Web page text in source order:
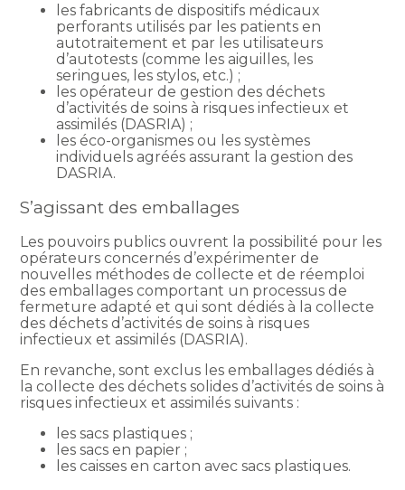
les fabricants de dispositifs médicaux
perforants utilisés par les patients en
autotraitement et par les utilisateurs
d’autotests (comme les aiguilles, les
seringues, les stylos, etc.) ;
les opérateur de gestion des déchets
d’activités de soins à risques infectieux et
assimilés (DASRIA) ;
les éco-organismes ou les systèmes
individuels agréés assurant la gestion des
DASRIA.
S’agissant des emballages
Les pouvoirs publics ouvrent la possibilité pour les
opérateurs concernés d’expérimenter de
nouvelles méthodes de collecte et de réemploi
des emballages comportant un processus de
fermeture adapté et qui sont dédiés à la collecte
des déchets d’activités de soins à risques
infectieux et assimilés (DASRIA).
En revanche, sont exclus les emballages dédiés à
la collecte des déchets solides d’activités de soins à
risques infectieux et assimilés suivants :
les sacs plastiques ;
les sacs en papier ;
les caisses en carton avec sacs plastiques.